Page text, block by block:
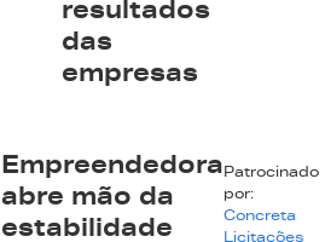
resultados
das
empresas
Empreendedora
abre mão da
estabilidade
Patrocinado
por:
Concreta
Licitações